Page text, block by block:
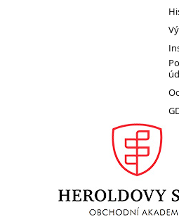
Ekonomické lyceum –
Obchodní akademie –